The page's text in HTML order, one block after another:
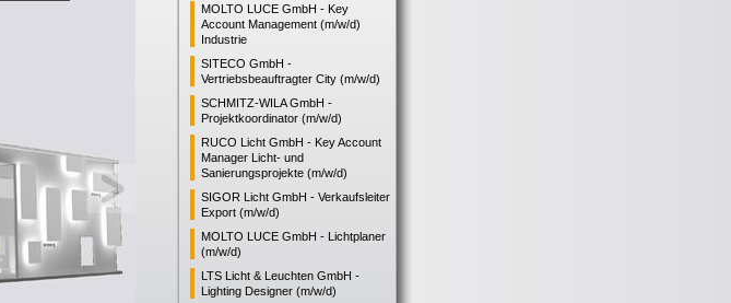
MOLTO LUCE GmbH - Key
Account Management (m/w/d)
Industrie
SITECO GmbH -
Vertriebsbeauftragter City (m/w/d)
SCHMITZ-WILA GmbH -
Projektkoordinator (m/w/d)
RUCO Licht GmbH - Key Account
Manager Licht- und
Sanierungsprojekte (m/w/d)
SIGOR Licht GmbH - Verkaufsleiter
Export (m/w/d)
MOLTO LUCE GmbH - Lichtplaner
(m/w/d)
LTS Licht & Leuchten GmbH -
Lighting Designer (m/w/d)